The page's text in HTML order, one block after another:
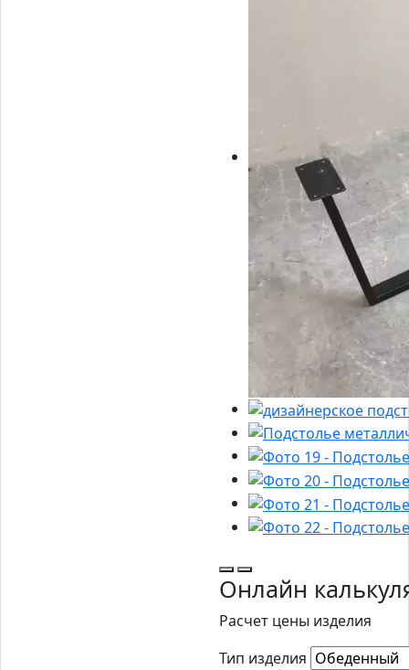
Онлайн
Расчет цены изделия
Тип изделия